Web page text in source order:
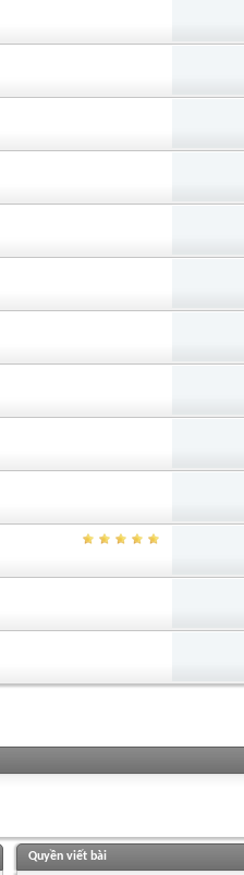
Quyền viết bài